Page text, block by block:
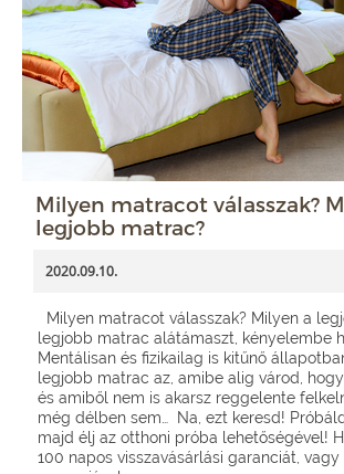
Milyen matracot válasszak?
legjobb matrac?
2020.09.10.
Milyen matracot válasszak? Milyen a
legjobb matrac alátámaszt, kényelembe
Mentálisan és fizikailag is kitűnő
legjobb matrac az, amibe alig várod,
és amiből nem is akarsz reggelente
még délben sem… Na, ezt keresd!
majd élj az otthoni próba lehetőségével!
100 napos visszavásárlási garanciát, vagy